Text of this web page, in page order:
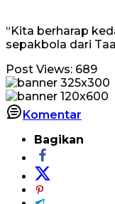
“Kita berharap
sepakbola dari
Post Views: 689
Komentar
Bagikan